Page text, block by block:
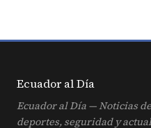
Ecuador alDía
Ecuador al Día — Noticias
deportes, seguridad y